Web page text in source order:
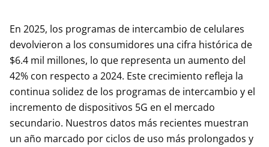
En 2025, los programas de intercambio de celulares
devolvieron a los consumidores una cifra histórica de
$6.4 mil millones, lo que representa un aumento del
42% con respecto a 2024. Este crecimiento refleja la
continua solidez de los programas de intercambio y el
incremento de dispositivos 5G en el mercado
secundario. Nuestros datos más recientes muestran
un año marcado por ciclos de uso más prolongados y